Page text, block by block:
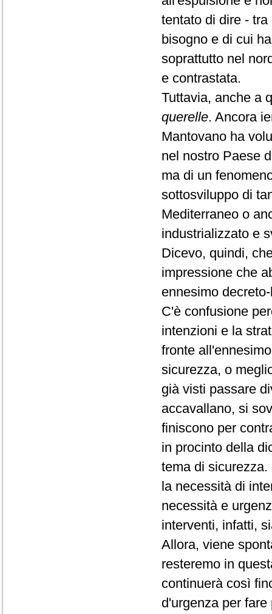
tentato di dire -
bisogno e di cui
soprattutto nel
e contrastata.
Tuttavia, anche a
querelle. Ancora
Mantovano ha
nel nostro Paese
ma di un
sottosviluppo di
Mediterraneo o
industrializzato e
Dicevo, quindi,
impressione che
ennesimo
C'è confusione
intenzioni e la
fronte
sicurezza, o
già visti passare
accavallano, si
finiscono per
in procinto della
tema di
la necessità di
necessità e
interventi, infatti,
Allora, viene
resteremo in
continuerà così
d'urgenza per